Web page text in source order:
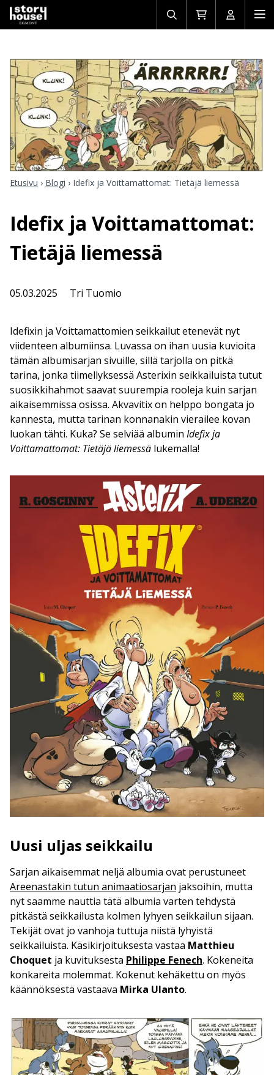
Avaa/sulje
haku
Siirry
ostoskoriin
Avaa/
Etusivu › Blogi › Idefix ja Voittamattomat: Tietäjä liemessä
Idefix ja Voittamattomat:
Tietäjä liemessä
05.03.2025 Tri Tuomio
Idefixin ja Voittamattomien seikkailut etenevät nyt
viidenteen albumiinsa. Luvassa on ihan uusia kuvioita
tämän albumisarjan sivuille, sillä tarjolla on pitkä
tarina, jonka tiimellyksessä Asterixin seikkailuista tutut
suosikkihahmot saavat suurempia rooleja kuin sarjan
aikaisemmissa osissa. Akvavitix on helppo bongata jo
kannesta, mutta tarinan konnanakin vierailee kovan
luokan tähti. Kuka? Se selviää albumin Idefix ja
Voittamattomat: Tietäjä liemessä lukemalla!
Uusi uljas seikkailu
Sarjan aikaisemmat neljä albumia ovat perustuneet
Areenastakin tutun animaatiosarjan jaksoihin, mutta
nyt saamme nauttia tätä albumia varten tehdystä
pitkästä seikkailusta kolmen lyhyen seikkailun sijaan.
Tekijät ovat jo vanhoja tuttuja niistä lyhyistä
seikkailuista. Käsikirjoituksesta vastaa Matthieu
Choquet ja kuvituksesta Philippe Fenech. Kokeneita
konkareita molemmat. Kokenut kehäkettu on myös
käännöksestä vastaava Mirka Ulanto.